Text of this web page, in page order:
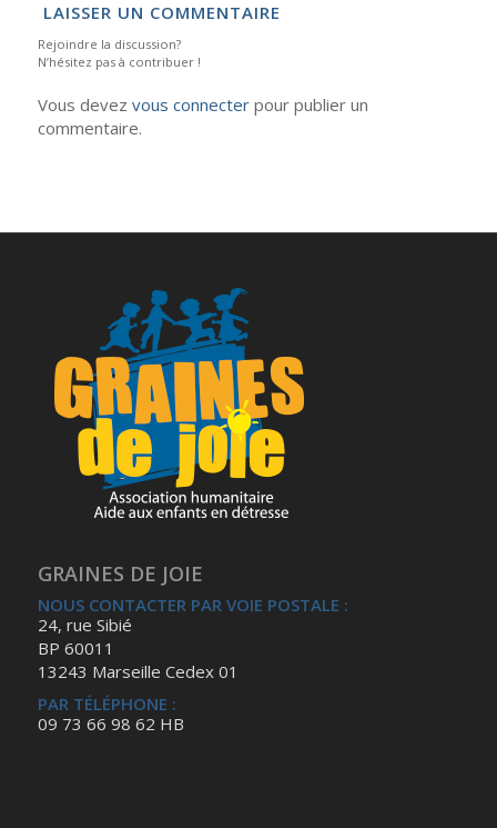
LAISSER UN COMMENTAIRE
Rejoindre la discussion?
N’hésitez pas à contribuer !
Vous devez vous connecterpour publier un
commentaire.
GRAINES DE JOIE
NOUS CONTACTER PAR VOIE POSTALE :
24, rue Sibié
BP 60011
13243 Marseille Cedex 01
PAR TÉLÉPHONE :
09 73 66 98 62 HB